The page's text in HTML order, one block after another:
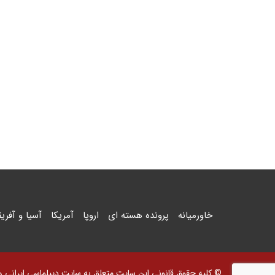
خاورمیانه پرونده هسته ای اروپا آمریکا آسیا و